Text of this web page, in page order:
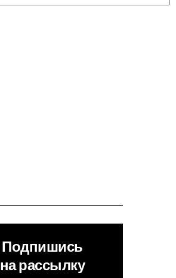
Подпишись
на рассылку